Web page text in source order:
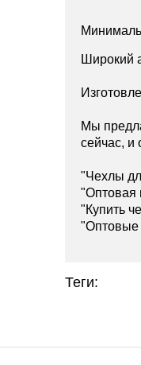
Широкий
Мы
сейчас, и
"Чехлы
"Оптовая
"Купить
"Оптовые
Теги: